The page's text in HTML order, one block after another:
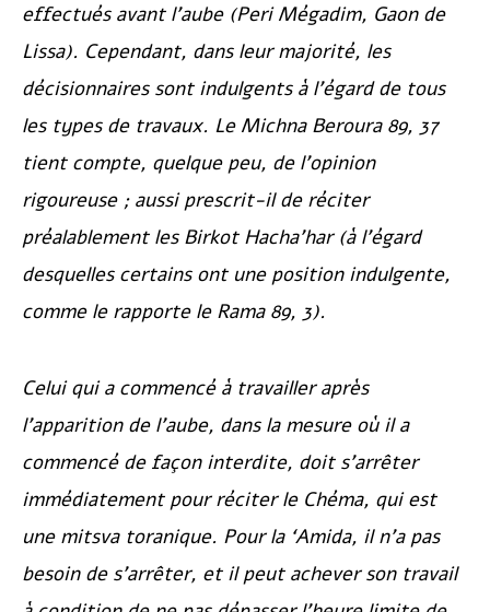
effectués avant l’aube (Peri Mégadim, Gaon de
Lissa). Cependant, dans leur majorité, les
décisionnaires sont indulgents à l’égard de tous
les types de travaux. Le Michna Beroura89, 37
tient compte, quelque peu, de l’opinion
rigoureuse ; aussi prescrit-il de réciter
préalablement les Birkot Hacha’har(à l’égard
desquelles certains ont une position indulgente,
comme le rapporte le Rama 89, 3).
Celui qui a commencé à travailler après
l’apparition de l’aube, dans la mesure où il a
commencé de façon interdite, doit s’arrêter
immédiatement pour réciter le Chéma, qui est
une mitsva toranique. Pour la ‘Amida, il n’a pas
besoin de s’arrêter, et il peut achever son travail